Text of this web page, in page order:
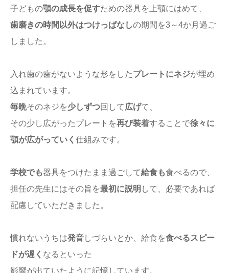
子どもの顎の成長を促すための器具を上顎にはめて、
歯磨きの時間以外はつけっぱなしの期間を3～4か月過ご
しました。
入れ歯の歯がないような形をしたプレートにネジが埋め
込まれています。
毎晩そのネジを少しずつ回して広げて、
その少し広がったプレートを再び装着することで徐々に
顎が広がっていく 仕組みです。
学校でも器具をつけたまま過ごして給食も食べるので、
担任の先生にはその旨を最初に説明 して、必要であれば
配慮していただきました。
慣れないうちは発音しづらいとか、給食を食べるスピー
ドが遅く なるといった
影響が出ていたように記憶しています。